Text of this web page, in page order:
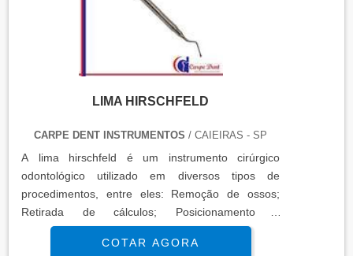
LIMA HIRSCHFELD
CARPE DENT INSTRUMENTOS / CAIEIRAS - SP
A lima hirschfeld é um instrumento cirúrgico
odontológico utilizado em diversos tipos de
procedimentos, entre eles: Remoção de ossos;
Retirada de cálculos; Posicionamento e
afastamentos; Remoção de
tecidos.INFORMAÇÕES ADICIONAIS SOBRE O
COTAR AGORA